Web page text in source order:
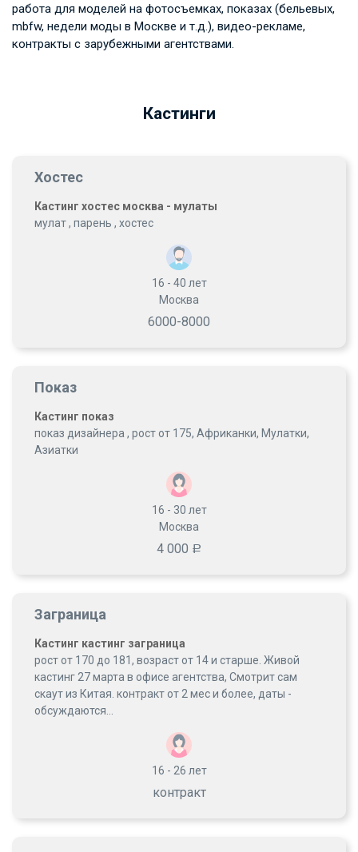
работа для моделей на фотосъемках, показах (бельевых,
mbfw, недели моды в Москве и т.д.), видео-рекламе,
контракты с зарубежными агентствами.
Кастинги
Хостес
Кастинг хостес москва - мулаты
мулат , парень , хостес
16 - 40 лет
Москва
6000-8000
Показ
Кастинг показ
показ дизайнера , рост от 175, Африканки, Мулатки,
Азиатки
16 - 30 лет
Москва
4 000 Р
Заграница
Кастинг кастинг заграница
рост от 170 до 181, возраст от 14 и старше. Живой
кастинг 27 марта в офисе агентства, Смотрит сам
скаут из Китая. контракт от 2 мес и более, даты -
обсуждаются...
16 - 26 лет
контракт